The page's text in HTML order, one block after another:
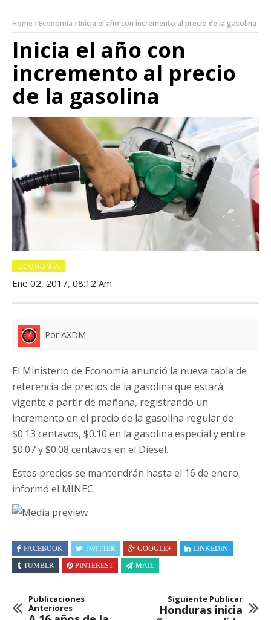
Home Economía Inicia el año con incremento al precio de la gasolina
Inicia el año con
incremento al precio
de la gasolina
ECONOMÍA
Ene 02, 2017, 08:12 Am
Por AXDM
El Ministerio de Economía anunció la nueva tabla de
referencia de precios de la gasolina que estará
vigente a partir de mañana, registrando un
incremento en el precio de la gasolina regular de
$0.13 centavos, $0.10 en la gasolina especial y entre
$0.07 y $0.08 centavos en el Diesel.
Estos precios se mantendrán hasta el 16 de enero
informó el MINEC.
FACEBOOK TWITTER GOOGLE+
LINKEDIN
TUMBLR
PINTEREST MAIL
Publicaciones
Anteriores
Siguiente Publicar
Honduras inicia